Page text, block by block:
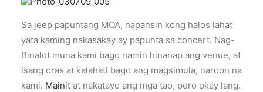
Sa jeep papuntang MOA, napansin kong halos lahat
yata kaming nakasakay ay papunta sa concert. Nag-
Binalot muna kami bago namin hinanap ang venue, at
isang oras at kalahati bago ang magsimula, naroon na
kami. Mainit at nakatayo ang mga tao, pero okay lang.